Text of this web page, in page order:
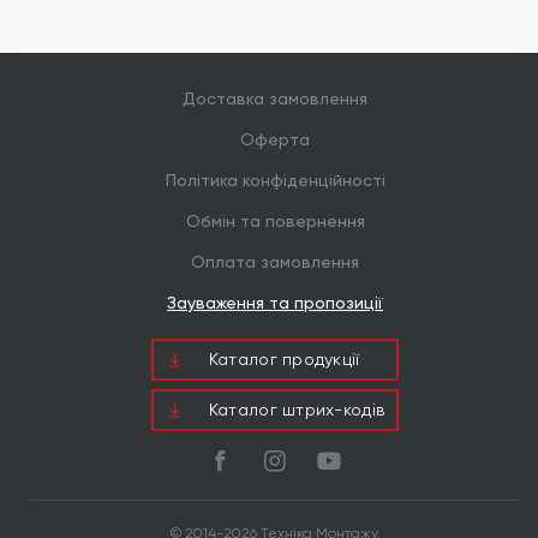
Доставка замовлення
Оферта
Політика конфіденційності
Обмін та повернення
Оплата замовлення
Зауваження та пропозиції
Каталог продукцiї
Каталог штрих-кодів
© 2014-2026 Техніка Монтажу.